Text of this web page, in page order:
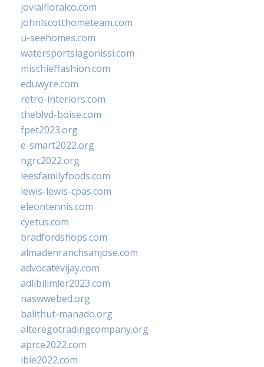
jovialfloralco.com
johnlscotthometeam.com
u-seehomes.com
watersportslagonissi.com
mischieffashion.com
eduwyre.com
retro-interiors.com
theblvd-boise.com
fpet2023.org
e-smart2022.org
ngrc2022.org
leesfamilyfoods.com
lewis-lewis-cpas.com
eleontennis.com
cyetus.com
bradfordshops.com
almadenranchsanjose.com
advocatevijay.com
adlibilimler2023.com
naswwebed.org
balithut-manado.org
alteregotradingcompany.org
aprce2022.com
ibie2022.com